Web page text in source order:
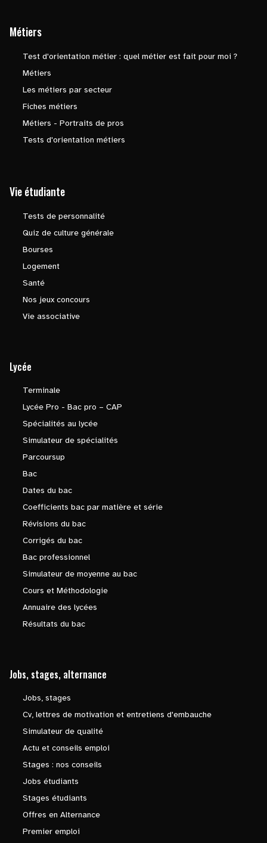
Métiers
Test d'orientation métier : quel métier est fait pour moi ?
Métiers
Les métiers par secteur
Fiches métiers
Métiers - Portraits de pros
Tests d'orientation métiers
Vie étudiante
Tests de personnalité
Quiz de culture générale
Bourses
Logement
Santé
Nos jeux concours
Vie associative
Lycée
Terminale
Lycée Pro - Bac pro – CAP
Spécialités au lycée
Simulateur de spécialités
Parcoursup
Bac
Dates du bac
Coefficients bac par matière et série
Révisions du bac
Corrigés du bac
Bac professionnel
Simulateur de moyenne au bac
Cours et Méthodologie
Annuaire des lycées
Résultats du bac
Jobs, stages, alternance
Jobs, stages
Cv, lettres de motivation et entretiens d'embauche
Simulateur de qualité
Actu et conseils emploi
Stages : nos conseils
Jobs étudiants
Stages étudiants
Offres en Alternance
Premier emploi